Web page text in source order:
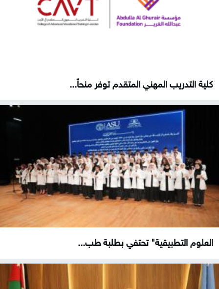
كلية التدريب المهني المتقدم توفر منحاً...
العلوم التطبيقية" تحتفي بطلبة طب...